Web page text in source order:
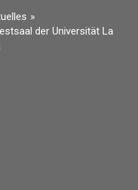
der Universität La